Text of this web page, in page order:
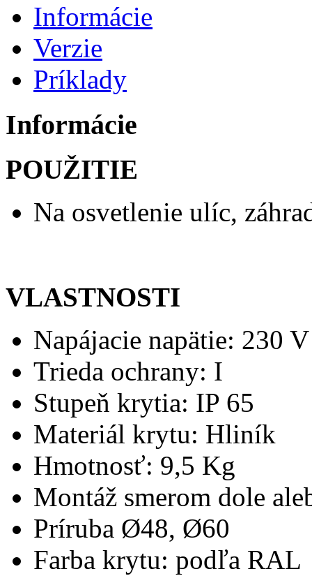
Informácie
Verzie
Príklady
Informácie
POUŽITIE
Na osvetlenie ulíc,
VLASTNOSTI
Napájacie napätie: 230
Trieda ochrany: I
Stupeň krytia: IP 65
Materiál krytu: Hliník
Hmotnosť: 9,5 Kg
Montáž smerom dole
Príruba Ø48, Ø60
Farba krytu: podľa RAL